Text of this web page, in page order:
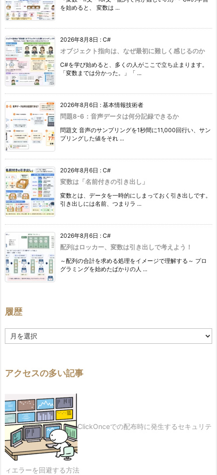
を始めると、 変数は ...
2026年8月8日 : C#
オブジェクト指向は、なぜ最初に難しく感じるのか
C#を学び始めると、多くの人がここで立ち止まります。
「変数までは分かった。」「 ...
2026年8月6日 : 基本情報技術者
問題8-6：音声データは何分記録できるか
問題文 音声のサンプリングを1秒間に11,000回行い、サン
プリングした値をそれ ...
2026年8月6日 : C#
変数は「名前付きの引き出し」
変数とは、データを一時的にしまっておく引き出しです。
引き出しには名前、つまりラ ...
2026年8月6日 : C#
配列はロッカー、変数は引き出しで考えよう！
～配列の合計を求める処理をイメージで理解する～ プロ
グラミングを始めたばかりの人 ...
履歴
歴
アクセスの多い記事
ClickOnceでの配布時に発生するセキュリテ
ィエラーを回避する方法